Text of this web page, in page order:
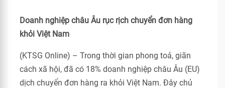
Doanh nghiệp châu Âu rục rịch chuyển đơn hàng
khỏi Việt Nam
(KTSG Online) – Trong thời gian phong toả, giãn
cách xã hội, đã có 18% doanh nghiệp châu Âu (EU)
dịch chuyển đơn hàng ra khỏi Việt Nam. Đây chủ